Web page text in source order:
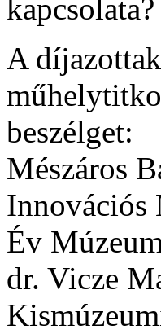
kapcsolata?
A
beszélget:
Mészáros
Innovációs
Év
dr. Vicze